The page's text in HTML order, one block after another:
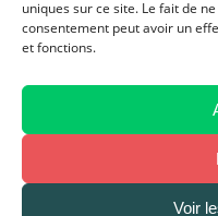
uniques sur ce site. Le fait de
consentement peut avoir un
et fonctions.
Voir
Fiches pratiques
Livres blancs & Guides
Boîtes à outils
FAQ